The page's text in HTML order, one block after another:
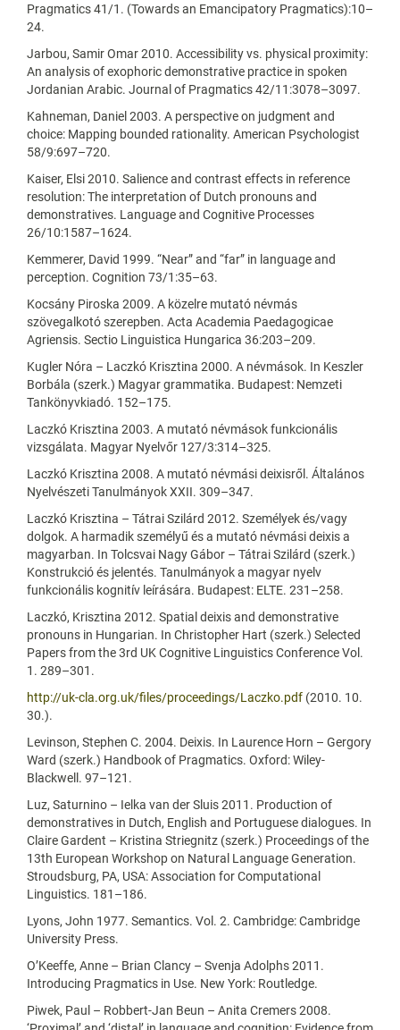
Pragmatics 41/1. (Towards an Emancipatory Pragmatics):10–
24.
Jarbou, Samir Omar 2010. Accessibility vs. physical proximity:
An analysis of exophoric demonstrative practice in spoken
Jordanian Arabic. Journal of Pragmatics 42/11:3078–3097.
Kahneman, Daniel 2003. A perspective on judgment and
choice: Mapping bounded rationality. American Psychologist
58/9:697–720.
Kaiser, Elsi 2010. Salience and contrast effects in reference
resolution: The interpretation of Dutch pronouns and
demonstratives. Language and Cognitive Processes
26/10:1587–1624.
Kemmerer, David 1999. “Near” and “far” in language and
perception. Cognition 73/1:35–63.
Kocsány Piroska 2009. A közelre mutató névmás
szövegalkotó szerepben. Acta Academia Paedagogicae
Agriensis. Sectio Linguistica Hungarica 36:203–209.
Kugler Nóra – Laczkó Krisztina 2000. A névmások. In Keszler
Borbála (szerk.) Magyar grammatika. Budapest: Nemzeti
Tankönyvkiadó. 152–175.
Laczkó Krisztina 2003. A mutató névmások funkcionális
vizsgálata. Magyar Nyelvőr 127/3:314–325.
Laczkó Krisztina 2008. A mutató névmási deixisről. Általános
Nyelvészeti Tanulmányok XXII. 309–347.
Laczkó Krisztina – Tátrai Szilárd 2012. Személyek és/vagy
dolgok. A harmadik személyű és a mutató névmási deixis a
magyarban. In Tolcsvai Nagy Gábor – Tátrai Szilárd (szerk.)
Konstrukció és jelentés. Tanulmányok a magyar nyelv
funkcionális kognitív leírására. Budapest: ELTE. 231–258.
Laczkó, Krisztina 2012. Spatial deixis and demonstrative
pronouns in Hungarian. In Christopher Hart (szerk.) Selected
Papers from the 3rd UK Cognitive Linguistics Conference Vol.
1. 289–301.
http://uk-cla.org.uk/files/proceedings/Laczko.pdf (2010. 10.
30.).
Levinson, Stephen C. 2004. Deixis. In Laurence Horn – Gergory
Ward (szerk.) Handbook of Pragmatics. Oxford: Wiley-
Blackwell. 97–121.
Luz, Saturnino – Ielka van der Sluis 2011. Production of
demonstratives in Dutch, English and Portuguese dialogues. In
Claire Gardent – Kristina Striegnitz (szerk.) Proceedings of the
13th European Workshop on Natural Language Generation.
Stroudsburg, PA, USA: Association for Computational
Linguistics. 181–186.
Lyons, John 1977. Semantics. Vol. 2. Cambridge: Cambridge
University Press.
O’Keeffe, Anne – Brian Clancy – Svenja Adolphs 2011.
Introducing Pragmatics in Use. New York: Routledge.
Piwek, Paul – Robbert-Jan Beun – Anita Cremers 2008.